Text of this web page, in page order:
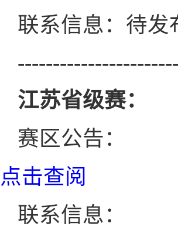
联系信息：待发
江苏省级赛：
赛区公告：
点击查阅
联系信息：